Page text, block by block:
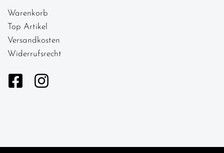
Warenkorb
Top Artikel
Versandkosten
Widerrufsrecht